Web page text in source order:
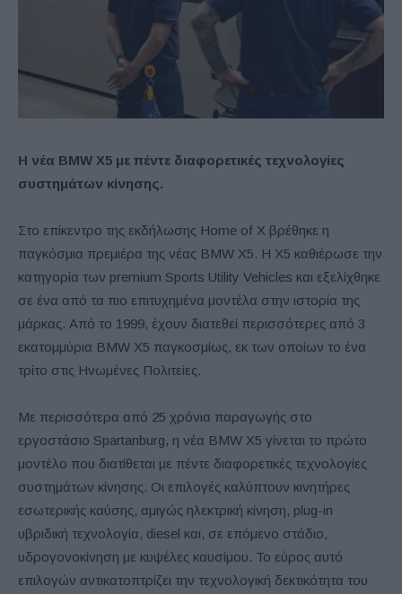
Η νέα BMW X5 με πέντε διαφορετικές τεχνολογίες
συστημάτων κίνησης.
Στο επίκεντρο της εκδήλωσης Home of X βρέθηκε η
παγκόσμια πρεμιέρα της νέας BMW X5. Η X5 καθιέρωσε την
κατηγορία των premium Sports Utility Vehicles και εξελίχθηκε
σε ένα από τα πιο επιτυχημένα μοντέλα στην ιστορία της
μάρκας. Από το 1999, έχουν διατεθεί περισσότερες από 3
εκατομμύρια BMW X5 παγκοσμίως, εκ των οποίων το ένα
τρίτο στις Ηνωμένες Πολιτείες.
Με περισσότερα από 25 χρόνια παραγωγής στο
εργοστάσιο Spartanburg, η νέα BMW X5 γίνεται το πρώτο
μοντέλο που διατίθεται με πέντε διαφορετικές τεχνολογίες
συστημάτων κίνησης. Οι επιλογές καλύπτουν κινητήρες
εσωτερικής καύσης, αμιγώς ηλεκτρική κίνηση, plug-in
υβριδική τεχνολογία, diesel και, σε επόμενο στάδιο,
υδρογονοκίνηση με κυψέλες καυσίμου. Το εύρος αυτό
επιλογών αντικατοπτρίζει την τεχνολογική δεκτικότητα του